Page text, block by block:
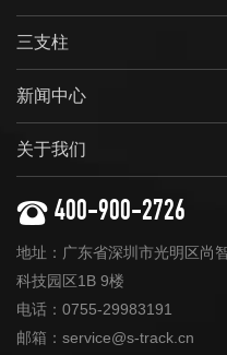
三支柱
新闻中心
关于我们
400-900-2726
地址：广东省深圳市光明区尚
科技园区1B 9楼
电话：0755-29983191
邮箱：service@s-track.cn